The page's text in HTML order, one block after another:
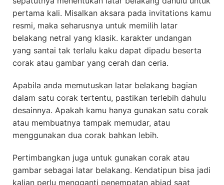
pertama kali. Misalkan aksara pada invitations kamu
resmi, maka seharusnya untuk memilih latar
belakang netral yang klasik. karakter undangan
yang santai tak terlalu kaku dapat dipadu beserta
corak atau gambar yang cerah dan ceria.
Apabila anda memutuskan latar belakang bagian
dalam satu corak tertentu, pastikan terlebih dahulu
desainnya. Apakah kamu hanya gunakan satu corak
atau membuatnya tampak memudar, atau
menggunakan dua corak bahkan lebih.
Pertimbangkan juga untuk gunakan corak atau
gambar sebagai latar belakang. Kendatipun bisa jadi
kalian perlu mengganti penempatan abjad saat